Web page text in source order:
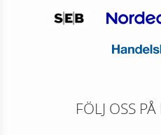
FÖLJ OSS